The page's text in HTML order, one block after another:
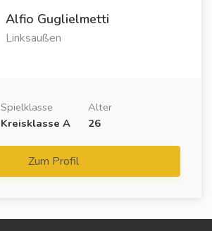
Alfio Guglielmetti
Linksaußen
Spielklasse
Kreisklasse A
Alter
26
Zum Profil